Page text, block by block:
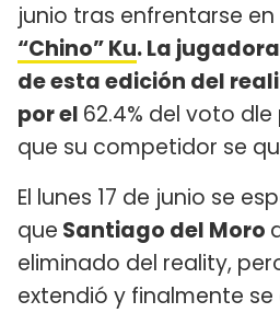
junio tras enfrentarse
“Chino” Ku. La
de esta edición del
por el 62.4% del voto
que su competidor se
El lunes 17 de junio se
que Santiago del Moro
eliminado del reality,
extendió y finalmente se